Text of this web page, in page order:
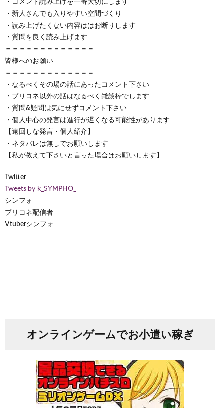
・コメント読み上げを一番大切にします
・新人さんでも入りやすい空間づくり
・読み上げたくない内容ははお断りします
・質問を良く読み上げます
＝＝＝＝＝＝＝＝＝＝＝＝＝
皆様へのお願い
＝＝＝＝＝＝＝＝＝＝＝＝＝
・なるべくその場の話にあったコメント下さい
・プリコネ以外の話はなるべく雑談枠でします
・質問&疑問は気にせずコメント下さい
・個人中心の発言は進行が遅くなる可能性があります
【遠回しな発言・個人紹介】
・ネタバレは無しでお願いします
【私が教えて下さいと言った場合はお願いします】
Twitter
Tweets by k_SYMPHO_
シンフォ
プリコネ配信者
Vtuberシンフォ
オンラインゲームでお小遣い稼ぎ